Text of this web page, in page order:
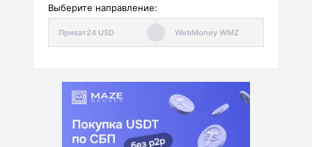
Выберите направление: